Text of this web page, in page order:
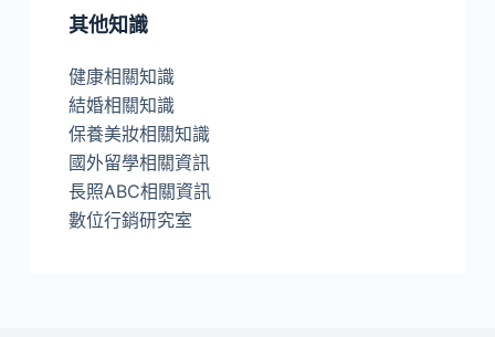
其他知識
健康相關知識
結婚相關知識
保養美妝相關知識
國外留學相關資訊
長照ABC相關資訊
數位行銷研究室